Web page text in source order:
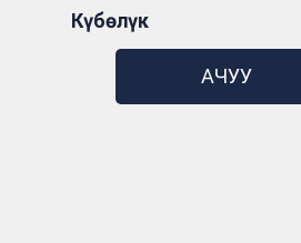
АЧУУ
Күбөлүк